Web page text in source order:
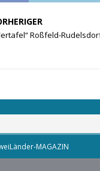
Roßfeld-
MAGAZIN